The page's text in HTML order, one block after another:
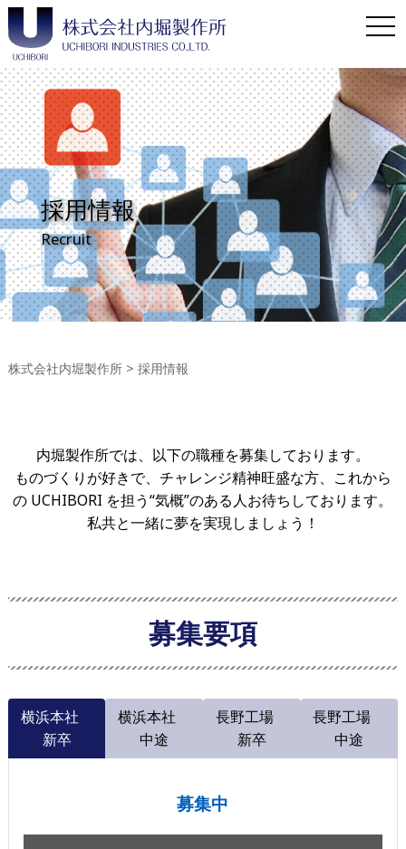
採用情報
Recruit
株式会社内堀製作所> 採用情報
内堀製作所では、以下の職種を募集しております。
ものづくりが好きで、チャレンジ精神旺盛な方、これから
の UCHIBORI を担う“気概”のある人お待ちしております。
私共と一緒に夢を実現しましょう！
募集要項
横浜本社
新卒
横浜本社
中途
長野工場
新卒
長野工場
中途
募集中